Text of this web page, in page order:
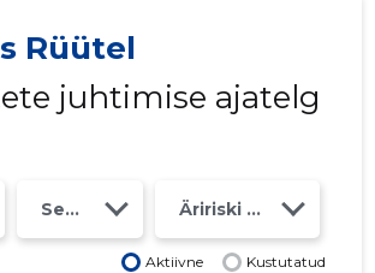
Rüütel
juhtimise ajatelg
Seosed Äririski klass
Aktiivne Kustutatud